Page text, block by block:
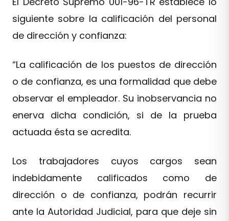
siguiente sobre la calificación del personal
de dirección y confianza:
“La calificación de los puestos de dirección
o de confianza, es una formalidad que debe
observar el empleador. Su inobservancia no
enerva dicha condición, si de la prueba
actuada ésta se acredita.
Los trabajadores cuyos cargos sean
indebidamente calificados como de
dirección o de confianza, podrán recurrir
ante la Autoridad Judicial, para que deje sin